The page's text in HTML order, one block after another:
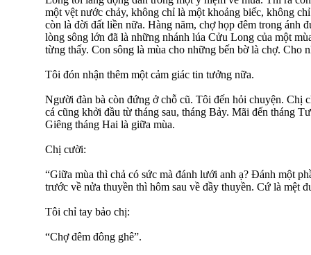
một vệt nước chảy, không chỉ là một khoảng biếc, không
còn là đời đất liền nữa. Hàng năm, chợ họp đêm trong ánh
lòng sông lớn đã là những nhánh lúa Cửu Long của một
từng thấy. Con sông là mùa cho những bến bờ là chợ. Cho
Tôi đón nhận thêm một cảm giác tin tưởng nữa.
Người đàn bà còn đứng ở chỗ cũ. Tôi đến hỏi chuyện. Chị
cá cũng khởi đầu từ tháng sau, tháng Bảy. Mãi đến tháng
Giêng tháng Hai là giữa mùa.
Chị cười:
“Giữa mùa thì chả có sức mà đánh lưới anh ạ? Đánh một
trước về nửa thuyền thì hôm sau về đầy thuyền. Cứ là mệt
Tôi chỉ tay bảo chị:
“Chợ đêm đông ghê”.